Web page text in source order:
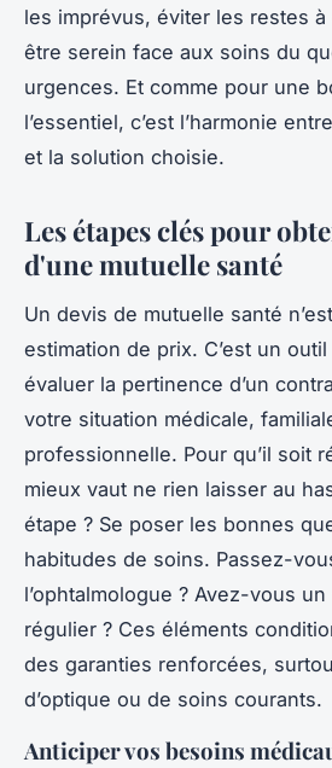
les imprévus, éviter les restes
être serein face aux soins du
urgences. Et comme pour une
l’essentiel, c’est l’harmonie
et la solution choisie.
Les étapes clés pour
d'une mutuelle santé
Un devis de mutuelle santé
estimation de prix. C’est un
évaluer la pertinence d’un
votre situation médicale,
professionnelle. Pour qu’il soit
mieux vaut ne rien laisser au
étape ? Se poser les bonnes
habitudes de soins. Passez-
l’ophtalmologue ? Avez-vous
régulier ? Ces éléments
des garanties renforcées,
d’optique ou de soins courants.
Anticiper vos besoins